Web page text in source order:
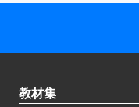
教材集